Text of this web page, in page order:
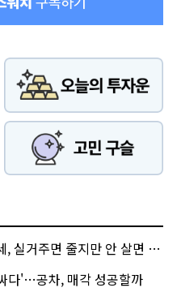
주면 줄지만 안 살면 2.5배
다'…공차, 매각 성공할까